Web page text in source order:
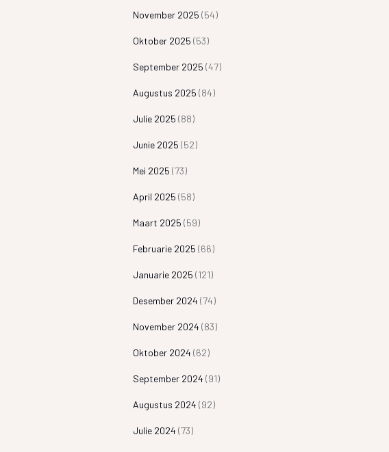
November 2025 (54)
Oktober 2025 (53)
September 2025 (47)
Augustus 2025 (84)
Julie 2025 (88)
Junie 2025 (52)
Mei 2025 (73)
April 2025 (58)
Maart 2025 (59)
Februarie 2025 (66)
Januarie 2025 (121)
Desember 2024 (74)
November 2024 (83)
Oktober 2024 (62)
September 2024 (91)
Augustus 2024 (92)
Julie 2024 (73)